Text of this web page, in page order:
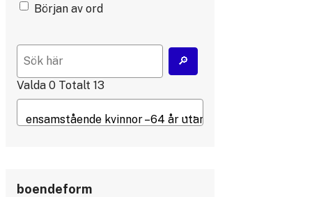
Början av ord
Valda 0 Totalt 13
boendeform